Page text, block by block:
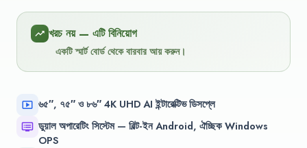
trending_up খরচ নয় — এটি বিনিয়োগ
একটি স্মার্ট বোর্ড থেকে বারবার আয় করুন।
smart_display ৬৫″, ৭৫″ ও ৮৬″ 4K UHD AI ইন্টারেক্টিভ ডিসপ্লে
dvr ডুয়াল অপারেটিং সিস্টেম — বিল্ট-ইন Android, ঐচ্ছিক Windows
OPS